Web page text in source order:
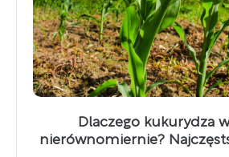
Dlaczego kukurydza
nierównomiernie?